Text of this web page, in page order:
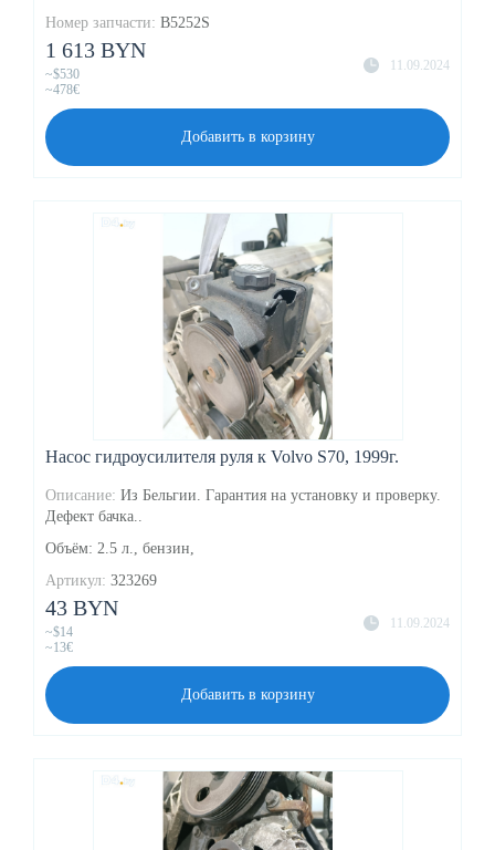
Номер запчасти: B5252S
11.09.2024
1 613 BYN
~$530
~478€
Добавить в корзину
Насос гидроусилителя руля к Volvo S70, 1999г.
Описание: Из Бельгии. Гарантия на установку и проверку.
Дефект бачка..
Объём: 2.5 л., бензин,
Артикул: 323269
11.09.2024
43 BYN
~$14
~13€
Добавить в корзину